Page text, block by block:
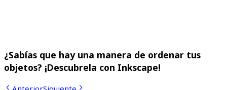
¿Sabías que hay una manera de ordenar tus
objetos? ¡Descubrela con Inkscape!